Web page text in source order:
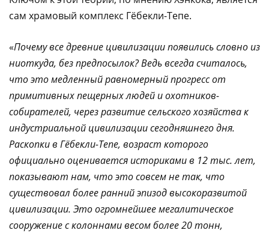
сам храмовый комплекс Гёбекли-Тепе.
«Почему все древние цивилизации появились словно из
ниоткуда, без предпосылок? Ведь всегда считалось,
что это медленный равномерный прогресс от
примитивных пещерных людей и охотников-
собирателей, через развитие сельского хозяйства к
индустриальной цивилизации сегодняшнего дня.
Раскопки в Гёбекли-Тепе, возраст которого
официально оценивается историками в 12 тыс. лет,
показывают нам, что это совсем не так, что
существовал более ранний эпизод высокоразвитой
цивилизации. Это огромнейшее мегалитическое
сооружение с колоннами весом более 20 тонн,